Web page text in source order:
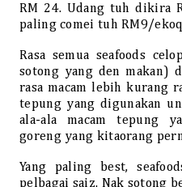
RM 24. Udang tuh dikira
paling comei tuh RM9/
Rasa semua seafoods
sotong yang den makan)
rasa macam lebih kurang
tepung yang digunakan
ala-ala macam tepung
goreng yang kitaorang
Yang paling best,
pelbagai saiz. Nak sotong